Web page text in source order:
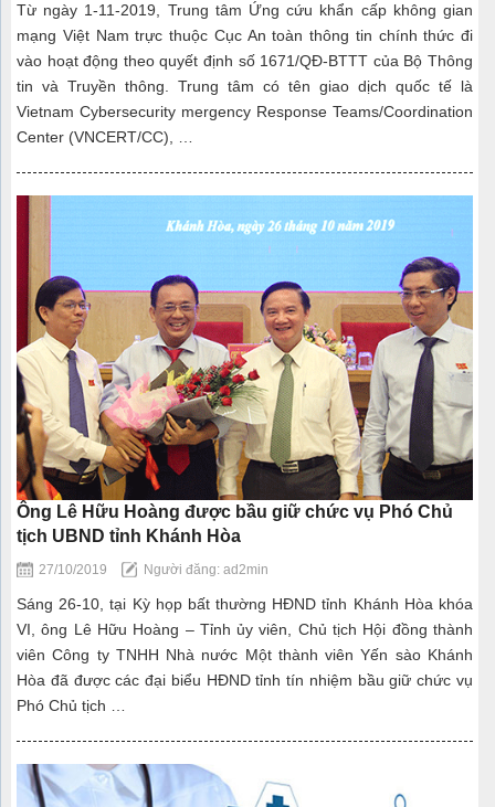
Từ ngày 1-11-2019, Trung tâm Ứng cứu khẩn cấp không gian
mạng Việt Nam trực thuộc Cục An toàn thông tin chính thức đi
vào hoạt động theo quyết định số 1671/QĐ-BTTT của Bộ Thông
tin và Truyền thông. Trung tâm có tên giao dịch quốc tế là
Vietnam Cybersecurity mergency Response Teams/Coordination
Center (VNCERT/CC), …
Ông Lê Hữu Hoàng được bầu giữ chức vụ Phó Chủ
tịch UBND tỉnh Khánh Hòa
27/10/2019 Người đăng: ad2min
Sáng 26-10, tại Kỳ họp bất thường HĐND tỉnh Khánh Hòa khóa
VI, ông Lê Hữu Hoàng – Tỉnh ủy viên, Chủ tịch Hội đồng thành
viên Công ty TNHH Nhà nước Một thành viên Yến sào Khánh
Hòa đã được các đại biểu HĐND tỉnh tín nhiệm bầu giữ chức vụ
Phó Chủ tịch …